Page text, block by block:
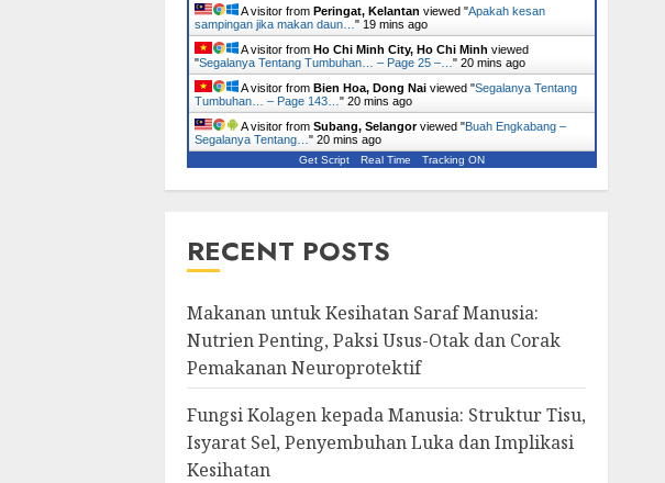
A visitor from Peringat, Kelantan viewed "Apakah kesan
sampingan jika makan daun… " 19 mins ago
A visitor from Ho Chi Minh City, Ho Chi Minh viewed
"Segalanya Tentang Tumbuhan… – Page 25 –… " 20 mins ago
A visitor from Bien Hoa, Dong Naiviewed "Segalanya Tentang
Tumbuhan… – Page 143… " 20 mins ago
A visitor from Subang, Selangorviewed "Buah Engkabang –
Segalanya Tentang… " 20 mins ago
Get Script Real Time Tracking ON
RECENT POSTS
Makanan untuk Kesihatan Saraf Manusia:
Nutrien Penting, Paksi Usus-Otak dan Corak
Pemakanan Neuroprotektif
Fungsi Kolagen kepada Manusia: Struktur Tisu,
Isyarat Sel, Penyembuhan Luka dan Implikasi
Kesihatan